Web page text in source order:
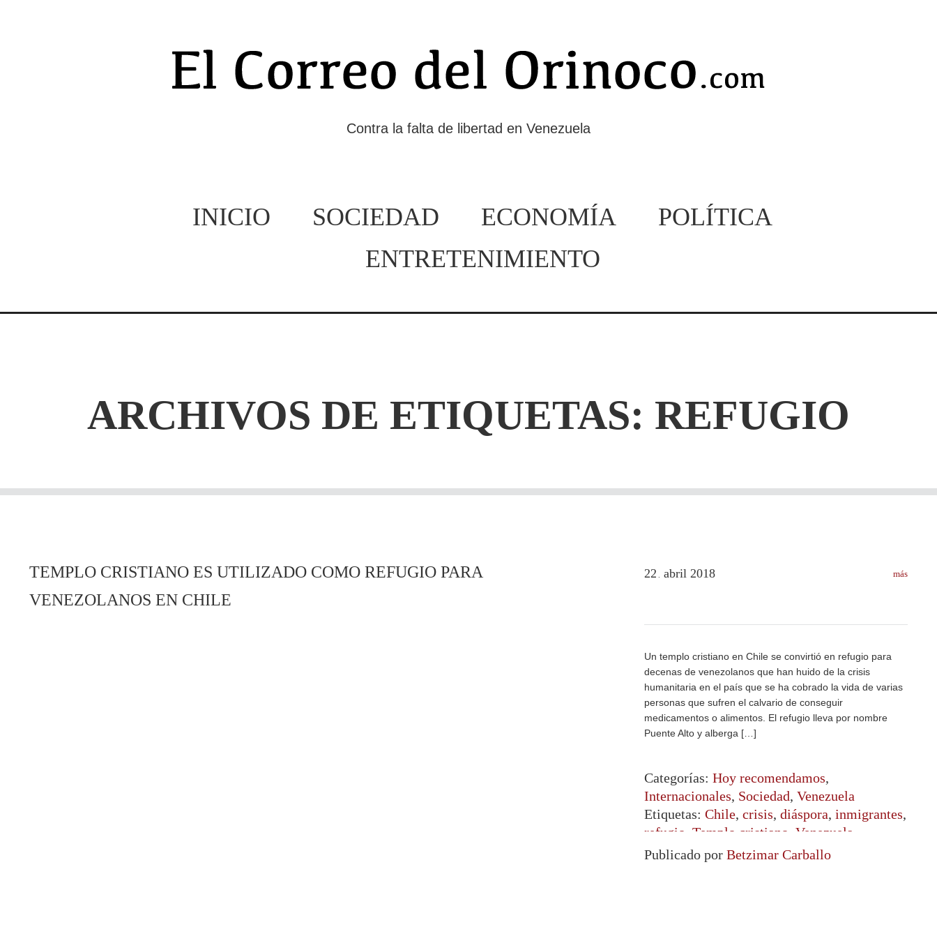
Contra la falta de libertad en Venezuela
INICIO SOCIEDAD ECONOMÍA
POLÍTICA
ENTRETENIMIENTO
ARCHIVOS DE ETIQUETAS: REFUGIO
TEMPLO CRISTIANO ES UTILIZADO COMO REFUGIO PARA
VENEZOLANOS EN CHILE
22 abril 2018
Un templo cristiano en Chile se convirtió en refugio para
decenas de venezolanos que han huido de la crisis
humanitaria en el país que se ha cobrado la vida de varias
personas que sufren el calvario de conseguir
medicamentos o alimentos. El refugio lleva por nombre
Puente Alto y alberga […]
más
Categorías: Hoy recomendamos,
Internacionales, Sociedad, Venezuela
Etiquetas: Chile, crisis, diáspora, inmigrantes,
refugio Templo cristiano Venezuela
Publicado por Betzimar Carballo